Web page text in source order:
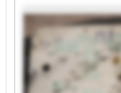
Medien GmbH TDM Druck
Druck & Medien GmbH
GmbH TDM Druck &
Medien GmbH TDM Druck
Druck & Medien GmbH
GmbH TDM Druck &
Medien GmbH TDM Druck
Druck & Medien GmbH
GmbH